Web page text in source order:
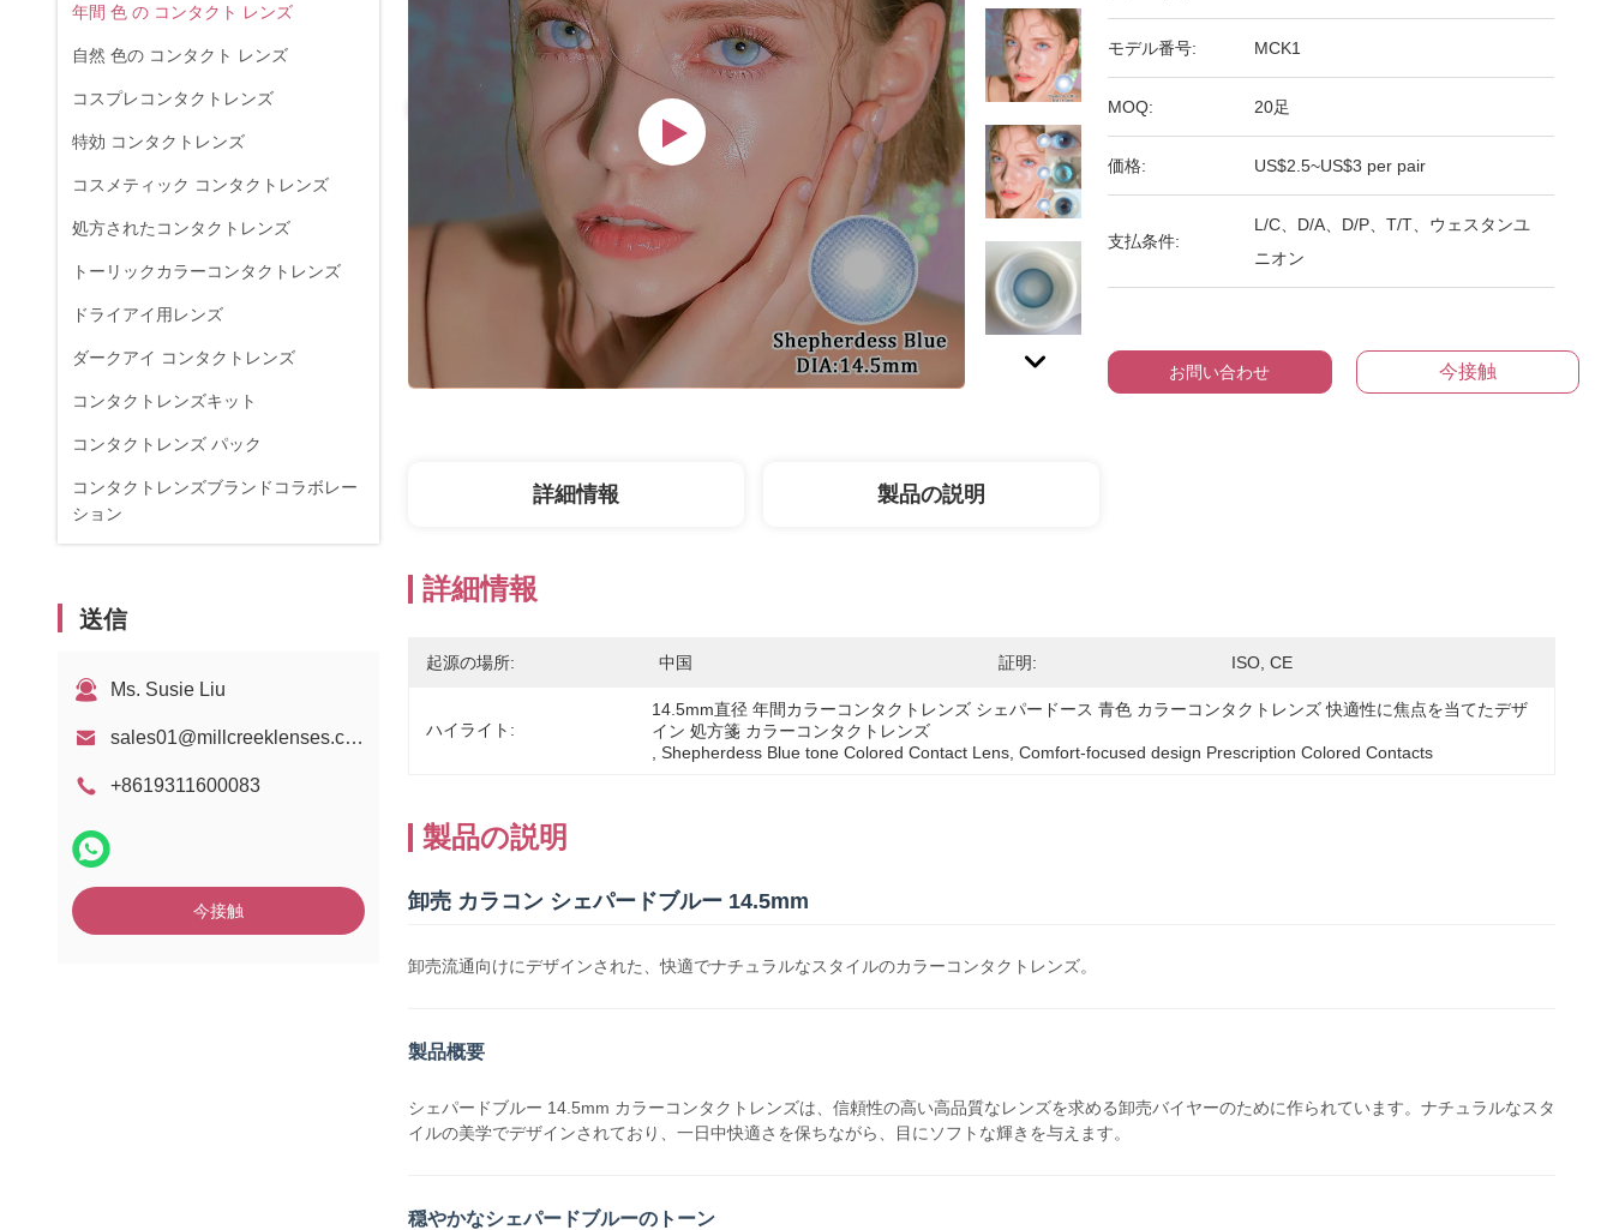
年間 色 の コンタクト レンズ
自然 色の コンタクト レンズ
コスプレコンタクトレンズ
特効 コンタクトレンズ
コスメティック コンタクトレンズ
処方されたコンタクトレンズ
トーリックカラーコンタクトレンズ
ドライアイ用レンズ
ダークアイ コンタクトレンズ
コンタクトレンズキット
コンタクトレンズ パック
コンタクトレンズブランドコラボレー
ション
送信
Ms. Susie Liu
sales01@millcreeklenses.com
+8619311600083
今接触
モデル番号: MCK1
MOQ: 20足
価格: US$2.5~US$3 per pair
支払条件:
L/C、D/A、D/P、T/T、ウェスタンユ
ニオン
お問い合わせ 今接触
詳細情報 製品の説明
詳細情報
起源の場所: 中国 証明: ISO, CE
ハイライト:
14.5mm直径 年間カラーコンタクトレンズ シェパードース 青色 カラーコンタクトレンズ 快適性に焦点を当てたデザ
イン 処方箋 カラーコンタクトレンズ
, Shepherdess Blue tone Colored Contact Lens , Comfort-focused design Prescription Colored Contacts
製品の説明
卸売 カラコン シェパードブルー 14.5mm
卸売流通向けにデザインされた、快適でナチュラルなスタイルのカラーコンタクトレンズ。
製品概要
シェパードブルー 14.5mm カラーコンタクトレンズは、信頼性の高い高品質なレンズを求める卸売バイヤーのために作られています。ナチュラルなスタ
イルの美学でデザインされており、一日中快適さを保ちながら、目にソフトな輝きを与えます。
穏やかなシェパードブルーのトーン